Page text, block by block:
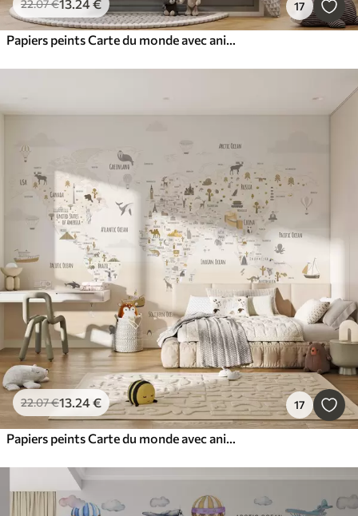
22.07€13.24€ 17
Papiers peints Carte du monde avec animaux et points de repère
22.07€13.24€ 17
Papiers peints Carte du monde avec animaux et points de repère